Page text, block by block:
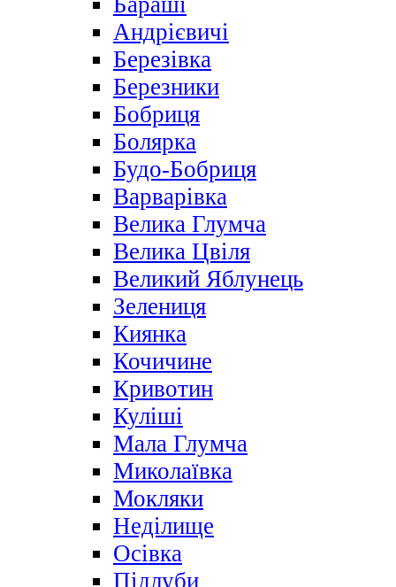
Андрієвичі
Березівка
Березники
Бобриця
Болярка
Будо-Бобриця
Варварівка
Велика Глумча
Велика Цвіля
Великий Яблунець
Зелениця
Киянка
Кочичине
Кривотин
Куліші
Мала Глумча
Миколаївка
Мокляки
Неділище
Осівка
Підлуби